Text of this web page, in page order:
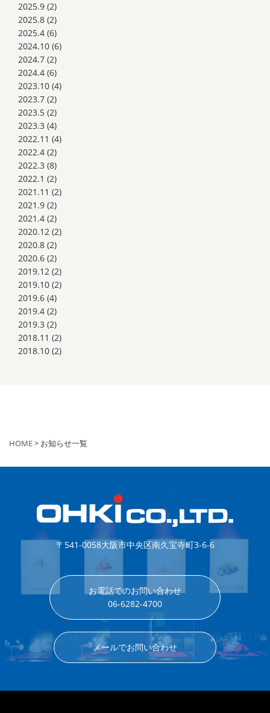
2025.9 (2)
2025.8 (2)
2025.4 (6)
2024.10 (6)
2024.7 (2)
2024.4 (6)
2023.10 (4)
2023.7 (2)
2023.5 (2)
2023.3 (4)
2022.11 (4)
2022.4 (2)
2022.3 (8)
2022.1 (2)
2021.11 (2)
2021.9 (2)
2021.4 (2)
2020.12 (2)
2020.8 (2)
2020.6 (2)
2019.12 (2)
2019.10 (2)
2019.6 (4)
2019.4 (2)
2019.3 (2)
2018.11 (2)
2018.10 (2)
HOME> お知らせ一覧
〒541-0058大阪市中央区南久宝寺町3-6-6
お電話でのお問い合わせ
06-6282-4700
メールでお問い合わせ